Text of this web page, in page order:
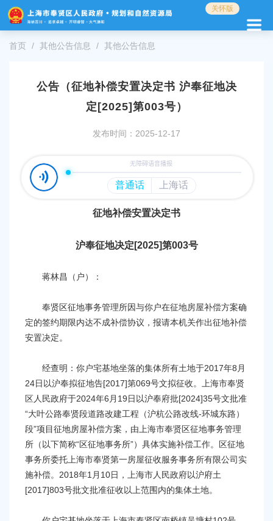
障
碍
关怀版
首页 其他公告信息 其他公告信息
公告（征地补偿安置决定书 沪奉征地决
定[2025]第003号）
发布时间：2025-12-17
征地补偿安置决定书
沪奉征地决定[2025]第003号
蒋林昌（户）：
奉贤区征地事务管理所因与你户在征地房屋补偿方案确
定的签约期限内达不成补偿协议，报请本机关作出征地补偿
安置决定。
经查明：你户宅基地坐落的集体所有土地于2017年8月
24日以沪奉拟征地告[2017]第069号文拟征收。上海市奉贤
区人民政府于2024年6月19日以沪奉府批[2024]35号文批准
“大叶公路奉贤段道路改建工程（沪杭公路改线-环城东路）
段”项目征地房屋补偿方案，由上海市奉贤区征地事务管理
所（以下简称“区征地事务所”）具体实施补偿工作。区征地
事务所委托上海市奉贤第一房屋征收服务事务所有限公司实
施补偿。2018年1月10日，上海市人民政府以沪府土
[2017]803号批文批准征收以上范围内的集体土地。